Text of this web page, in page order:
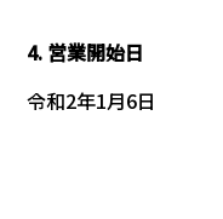
4. 営業開始日
令和2年1月6日